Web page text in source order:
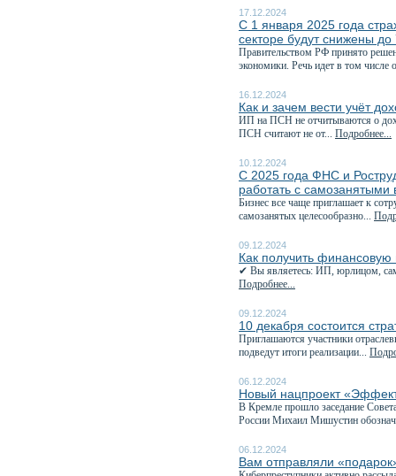
17.12.2024
С 1 января 2025 года
секторе будут снижены до
Правительством РФ принято
экономики. Речь идет в том числе
16.12.2024
Как и зачем вести учёт
ИП на ПСН не отчитываются о
ПСН считают не от... Подробнее...
10.12.2024
С 2025 года ФНС и
работать с
Бизнес все чаще приглашает к
самозанятых целесообразно...
09.12.2024
Как получить финансовую
✔ Вы являетесь: ИП, юрлицом,
Подробнее...
09.12.2024
10 декабря состоится
Приглашаются участники
подведут итоги реализации...
06.12.2024
Новый нацпроект
В Кремле прошло заседание
России Михаил Мишустин
06.12.2024
Вам отправляли